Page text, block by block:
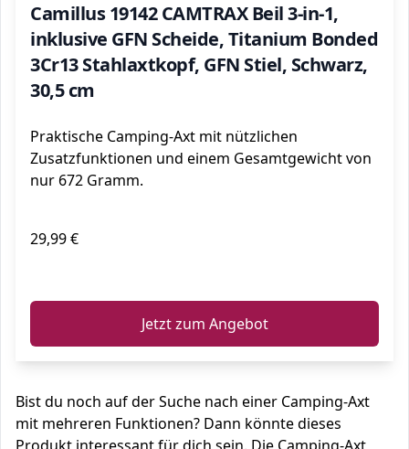
Camillus 19142 CAMTRAX Beil 3-in-1,
inklusive GFN Scheide, Titanium Bonded
3Cr13 Stahlaxtkopf, GFN Stiel, Schwarz,
30,5 cm
Praktische Camping-Axt mit nützlichen
Zusatzfunktionen und einem Gesamtgewicht von
nur 672 Gramm.
29,99 €
Jetzt zum Angebot
Bist du noch auf der Suche nach einer Camping-Axt
mit mehreren Funktionen? Dann könnte dieses